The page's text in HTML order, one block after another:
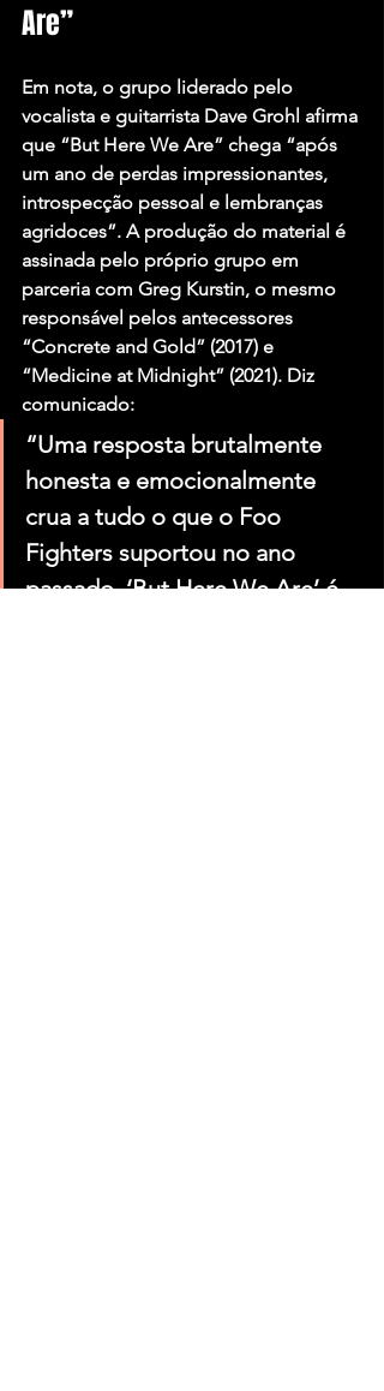
Are”
Em nota, o grupo liderado pelo
vocalista e guitarrista Dave Grohl afirma
que “But Here We Are” chega “após
um ano de perdas impressionantes,
introspecção pessoal e lembranças
agridoces”. A produção do material é
assinada pelo próprio grupo em
parceria com Greg Kurstin, o mesmo
responsável pelos antecessores
“Concrete and Gold” (2017) e
“Medicine at Midnight” (2021). Diz
comunicado:
“Uma resposta brutalmente
honesta e emocionalmente
crua a tudo o que o Foo
Fighters suportou no ano
passado, ‘But Here We Are’ é